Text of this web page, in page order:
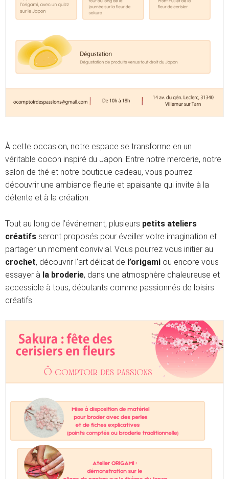
À cette occasion, notre espace se transforme en un
véritable cocon inspiré du Japon. Entre notre mercerie, notre
salon de thé et notre boutique cadeau, vous pourrez
découvrir une ambiance fleurie et apaisante qui invite à la
détente et à la création.
Tout au long de l’événement, plusieurs petits ateliers
créatifs seront proposés pour éveiller votre imagination et
partager un moment convivial. Vous pourrez vous initier au
crochet, découvrir l’art délicat de l’origami ou encore vous
essayer à la broderie, dans une atmosphère chaleureuse et
accessible à tous, débutants comme passionnés de loisirs
créatifs.